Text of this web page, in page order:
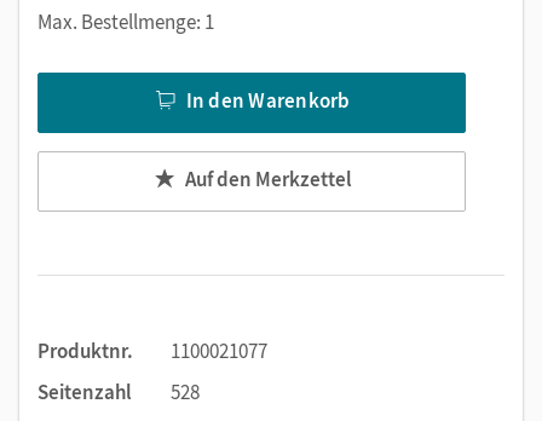
Markierungen setzen
Suchen im Text
Zoomen
Max. Bestellmenge: 1
In den Warenkorb
Auf den Merkzettel
Produktnr.
1100021077
Seitenzahl
528